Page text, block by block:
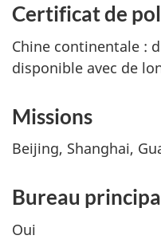
Certificat de
Chine continentale :
disponible avec de
Missions
Beijing, Shanghai,
Bureau
Oui